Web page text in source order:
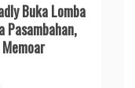
Buka Lomba
Pasambahan,